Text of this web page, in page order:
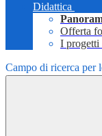
Didattica
Offerta
I progetti
Campo di ricerca per